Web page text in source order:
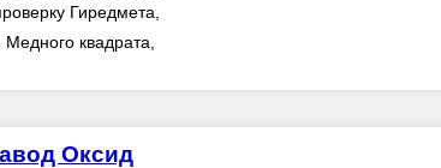
Гиредмета,
квадрата,
Оксид